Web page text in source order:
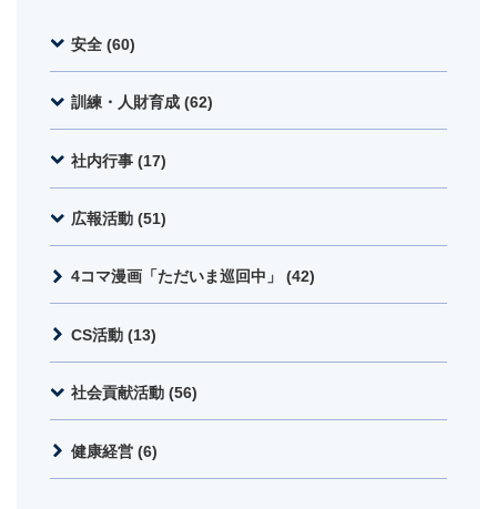
安全 (60)
訓練・人財育成 (62)
社内行事 (17)
広報活動 (51)
4コマ漫画「ただいま巡回中」 (42)
CS活動 (13)
社会貢献活動 (56)
健康経営 (6)